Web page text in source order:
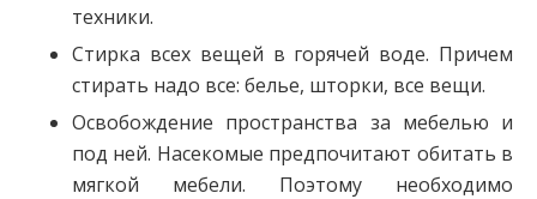
техники.
Стирка всех вещей в горячей воде. Причем
стирать надо все: белье, шторки, все вещи.
Освобождение пространства за мебелью и
под ней. Насекомые предпочитают обитать в
мягкой мебели. Поэтому необходимо